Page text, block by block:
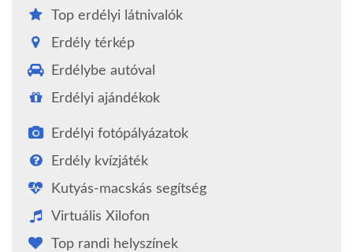
Top erdélyi látnivalók
Erdély térkép
Erdélybe autóval
Erdélyi ajándékok
Erdélyi fotópályázatok
Erdély kvízjáték
Kutyás-macskás segítség
Virtuális Xilofon
Top randi helyszínek